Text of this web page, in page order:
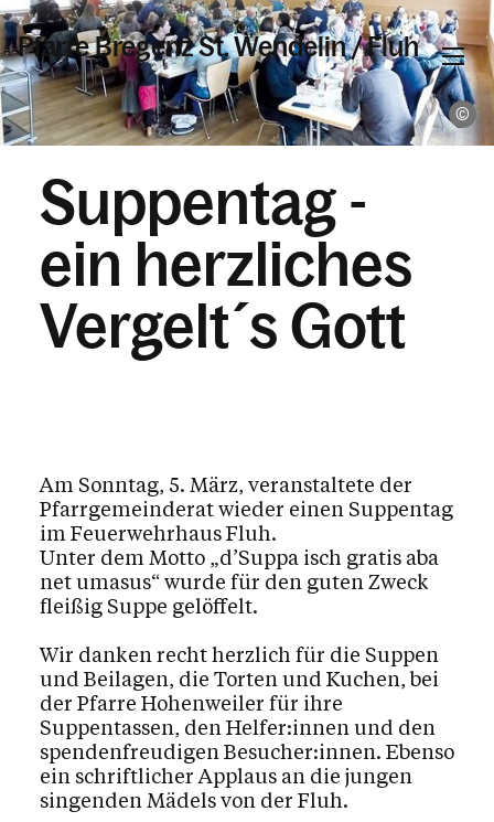
Pfarre Bregenz St. Wendelin / Fluh
Informationen
Kalender
Personen
Suppentag -
ein herzliches
Vergelt´s Gott
Am Sonntag, 5. März, veranstaltete der
Pfarrgemeinderat wieder einen Suppentag
im Feuerwehrhaus Fluh.
Unter dem Motto „d’Suppa isch gratis aba
net umasus“ wurde für den guten Zweck
fleißig Suppe gelöffelt.
Wir danken recht herzlich für die Suppen
und Beilagen, die Torten und Kuchen, bei
der Pfarre Hohenweiler für ihre
Suppentassen, den Helfer:innen und den
spendenfreudigen Besucher:innen. Ebenso
ein schriftlicher Applaus an die jungen
singenden Mädels von der Fluh.